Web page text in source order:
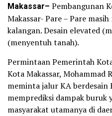
Makassar– Pembangunan
Makassar- Pare – Pare
kalangan. Desain elevated
(menyentuh tanah).
Permintaan Pemerintah
Kota Makassar, Mohammad
meminta jalur KA berdesain
memprediksi dampak buruk
masyarakat utamanya di